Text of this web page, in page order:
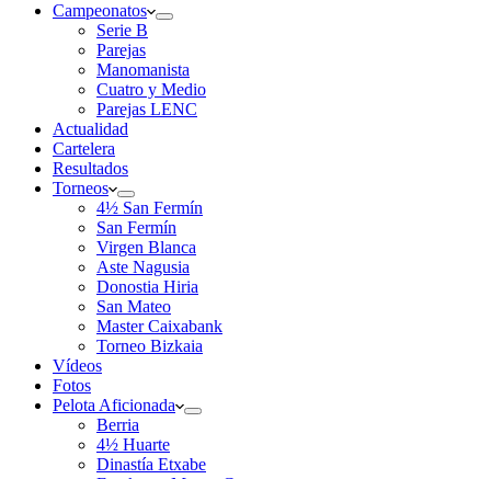
Campeonatos
Serie B
Parejas
Manomanista
Cuatro y Medio
Parejas LENC
Actualidad
Cartelera
Resultados
Torneos
4½ San Fermín
San Fermín
Virgen Blanca
Aste Nagusia
Donostia Hiria
San Mateo
Master Caixabank
Torneo Bizkaia
Vídeos
Fotos
Pelota Aficionada
Berria
4½ Huarte
Dinastía Etxabe